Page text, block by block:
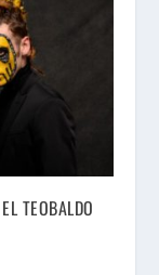
TEOBALDO